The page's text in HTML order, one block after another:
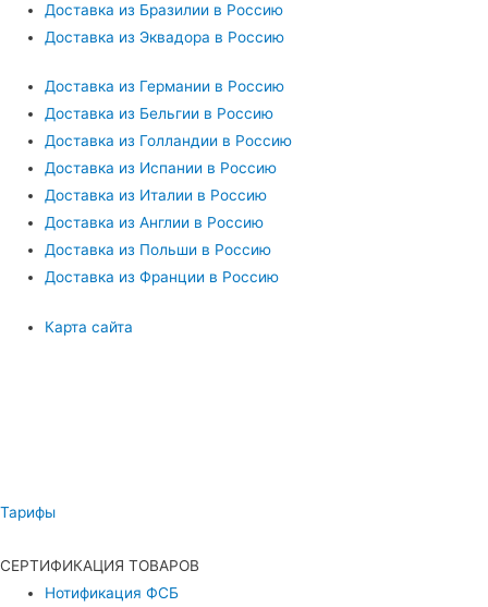
Доставка из Бразилии в Россию
Доставка из Эквадора в Россию
Доставка из Германии в Россию
Доставка из Бельгии в Россию
Доставка из Голландии в Россию
Доставка из Испании в Россию
Доставка из Италии в Россию
Доставка из Англии в Россию
Доставка из Польши в Россию
Доставка из Франции в Россию
Карта сайта
Тарифы
СЕРТИФИКАЦИЯ ТОВАРОВ
Нотификация ФСБ